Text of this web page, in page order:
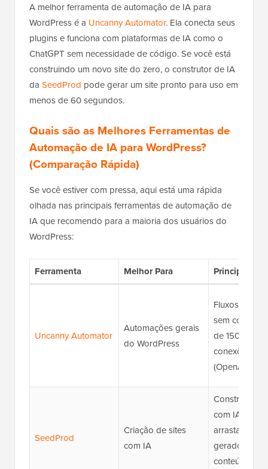
A melhor ferramenta de automação de IA para
WordPress é a Uncanny Automator. Ela conecta seus
plugins e funciona com plataformas de IA como o
ChatGPT sem necessidade de código. Se você está
construindo um novo site do zero, o construtor de IA
da SeedProd pode gerar um site pronto para uso em
menos de 60 segundos.
Quais são as Melhores Ferramentas de
Automação de IA para WordPress?
(Comparação Rápida)
Se você estiver com pressa, aqui está uma rápida
olhada nas principais ferramentas de automação de
IA que recomendo para a maioria dos usuários do
WordPress:
Ferramenta Melhor Para Principais
Uncanny Automator
Automações gerais
do WordPress
Fluxos de
sem código,
de 150
conexões de
(OpenAI,
SeedProd
Criação de sites
com IA
Construtor
com IA,
arrastar e
gerador de
conteúdo/